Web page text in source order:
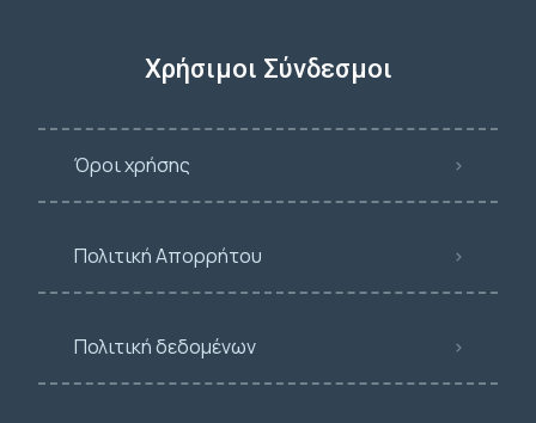
Χρήσιμοι Σύνδεσμοι
Όροι χρήσης
Πολιτική Απορρήτου
Πολιτική δεδομένων